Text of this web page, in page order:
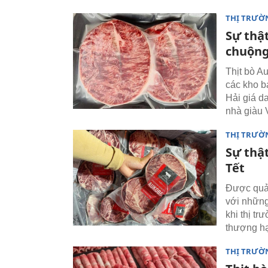
THỊ
Sự
Thịt bò
các kho
Hải giá
nhà giàu
THỊ
Sự
Tết
Được
với
khi thị
thượng
THỊ